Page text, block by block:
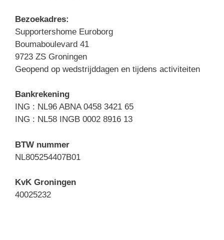
Bezoekadres:
Supportershome Euroborg
Boumaboulevard 41
9723 ZS Groningen
Geopend op wedstrijddagen en tijdens activiteiten
Bankrekening
ING : NL96 ABNA 0458 3421 65
ING : NL58 INGB 0002 8916 13
BTW nummer
NL805254407B01
KvK Groningen
40025232